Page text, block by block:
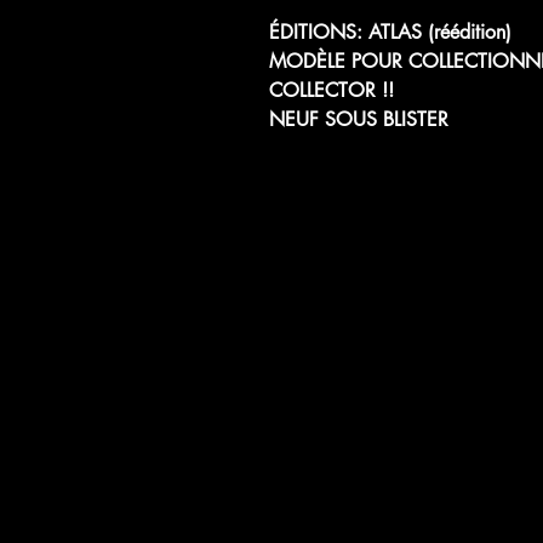
ÉDITIONS: ATLAS (réédition)
MODÈLE POUR
COLLECTOR !!
NEUF SOUS BLISTER